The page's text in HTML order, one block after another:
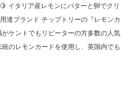
イタリア産レモンにバターと卵でクリ
達ブランド チップトリーの『レモンカ
ケントでもリピーターの方多数の人気
のレモンカードを使用し、英国内でも